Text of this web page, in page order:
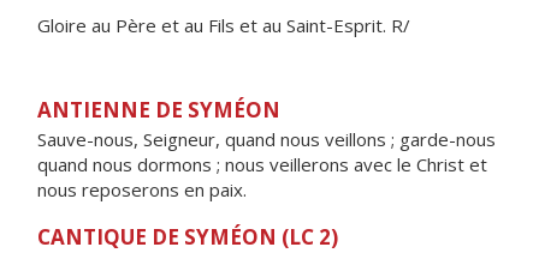
Gloire au Père et au Fils et au Saint-Esprit. R/
ANTIENNE DE SYMÉON
Sauve-nous, Seigneur, quand nous veillons ; garde-nous
quand nous dormons ; nous veillerons avec le Christ et
nous reposerons en paix.
CANTIQUE DE SYMÉON (LC 2)